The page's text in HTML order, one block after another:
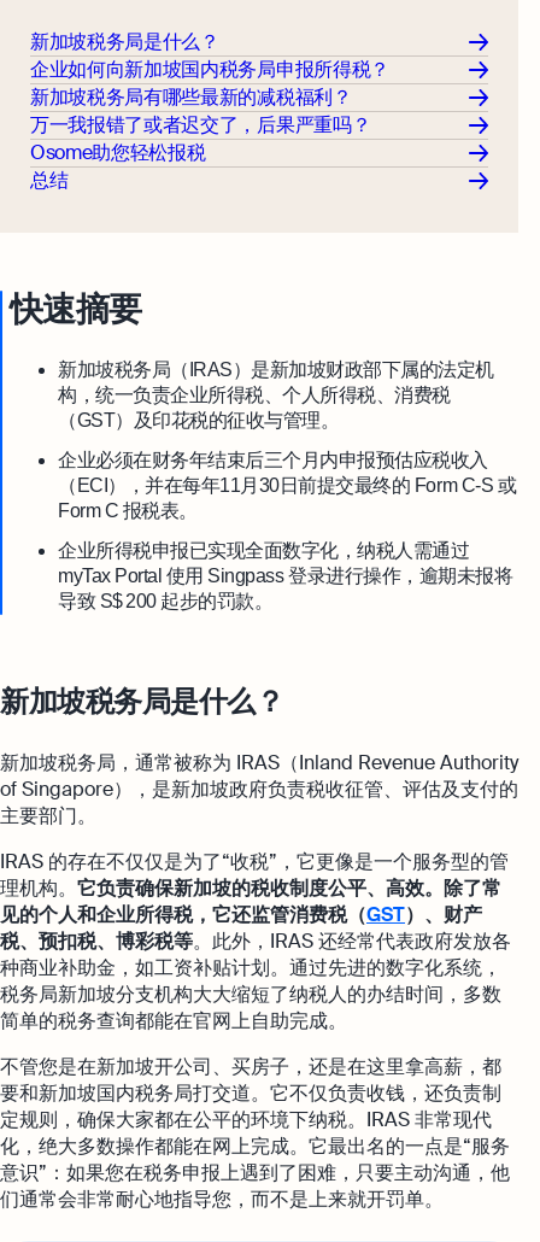
新加坡税务局是什么？
企业如何向新加坡国内税务局申报所得税？
新加坡税务局有哪些最新的减税福利？
万一我报错了或者迟交了，后果严重吗？
Osome助您轻松报税
总结
快速摘要
新加坡税务局（IRAS）是新加坡财政部下属的法定机
构，统一负责企业所得税、个人所得税、消费税
（GST）及印花税的征收与管理。
企业必须在财务年结束后三个月内申报预估应税收入
（ECI），并在每年11月30日前提交最终的 Form C-S 或
Form C 报税表。
企业所得税申报已实现全面数字化，纳税人需通过
myTax Portal 使用 Singpass 登录进行操作，逾期未报将
导致 S$ 200 起步的罚款。
新加坡税务局是什么？
新加坡税务局，通常被称为 IRAS（Inland Revenue Authority
of Singapore），是新加坡政府负责税收征管、评估及支付的
主要部门。
IRAS 的存在不仅仅是为了“收税”，它更像是一个服务型的管
理机构。 它负责确保新加坡的税收制度公平、高效。除了常
见的个人和企业所得税，它还监管消费税（GST）、财产
税、预扣税、博彩税等。此外，IRAS 还经常代表政府发放各
种商业补助金，如工资补贴计划。通过先进的数字化系统，
税务局新加坡分支机构大大缩短了纳税人的办结时间，多数
简单的税务查询都能在官网上自助完成。
不管您是在新加坡开公司、买房子，还是在这里拿高薪，都
要和新加坡国内税务局打交道。它不仅负责收钱，还负责制
定规则，确保大家都在公平的环境下纳税。IRAS 非常现代
化，绝大多数操作都能在网上完成。它最出名的一点是“服务
意识”：如果您在税务申报上遇到了困难，只要主动沟通，他
们通常会非常耐心地指导您，而不是上来就开罚单。